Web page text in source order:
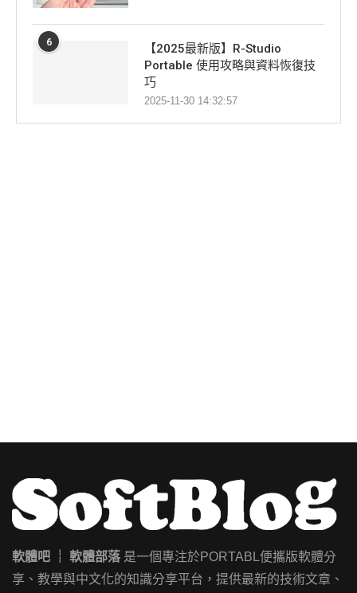
6
【2025最新版】R-Studio
Portable 使用攻略與資料恢復技
巧
2025-11-30 14:32:57
軟體吧 ┊ 軟體部落是一個專注於PORTABL便攜版軟體分
享、教學與中文化的知識分享平台，提供最新的技術文章、